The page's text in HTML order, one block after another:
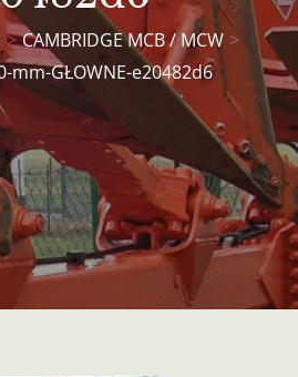
CAMBRIDGE MCB / MCW
mm-GŁOWNE-e20482d6